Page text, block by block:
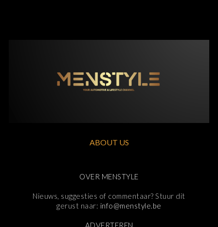
ABOUT US
OVER MENSTYLE
Nieuws, suggesties of commentaar? Stuur dit
gerust naar: info@menstyle.be
ADVERTEREN